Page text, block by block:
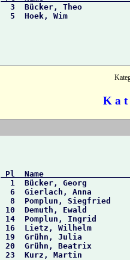
3  Bücker,
5  Hoek, Wim
K a
Pl  Name
1  Bücker,
6  Gierlach, Anna
8  Pomplun, Siegfried
10  Demuth, Ewald
14  Pomplun, Ingrid
16  Lietz, Wilhelm
19  Grühn, Julia
20  Grühn, Beatrix
23  Kurz, Martin